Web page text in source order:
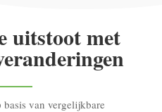
uitstoot met
basis van vergelijkbare